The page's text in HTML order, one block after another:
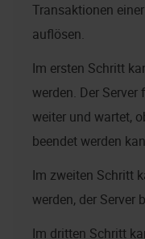
Transaktionen
auflösen.
Im ersten Schritt
werden. Der
weiter und wartet,
beendet werden
Im zweiten Schritt
werden, der Server
Im dritten Schritt